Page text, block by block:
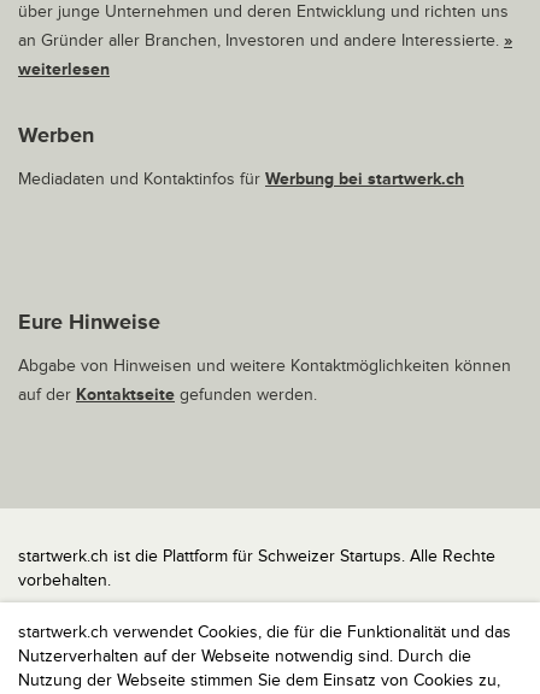
startwerk.ch verwendet Cookies, die für die Funktionalität und das
Nutzerverhalten auf der Webseite notwendig sind. Durch die
Nutzung der Webseite stimmen Sie dem Einsatz von Cookies zu,
über junge Unternehmen und deren Entwicklung und richten uns
an Gründer aller Branchen, Investoren und andere Interessierte. »
weiterlesen
Werben
Mediadaten und Kontaktinfos für Werbung bei startwerk.ch
Eure Hinweise
Abgabe von Hinweisen und weitere Kontaktmöglichkeiten können
auf der Kontaktseite gefunden werden.
startwerk.ch ist die Plattform für Schweizer Startups. Alle Rechte
vorbehalten.
Impressum
Kontakt
nach oben